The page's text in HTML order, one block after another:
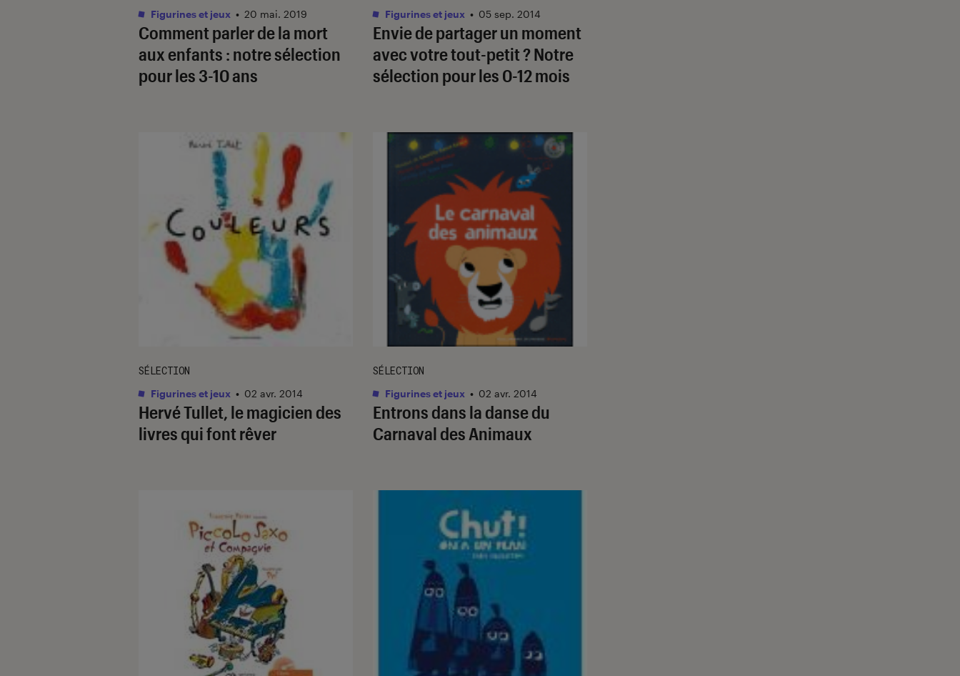
Comment parler de la mort
aux enfants : notre sélection
pour les 3-10 ans
Figurines et jeux • 20 mai. 2019
Envie de partager un moment
avec votre tout-petit ? Notre
sélection pour les 0-12 mois
Figurines et jeux • 05 sep. 2014
Hervé Tullet, le magicien des
livres qui font rêver
SÉLECTION
Figurines et jeux • 02 avr. 2014
Entrons dans la danse du
Carnaval des Animaux
SÉLECTION
Figurines et jeux • 02 avr. 2014